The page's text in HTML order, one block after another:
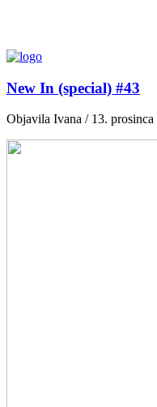
New In (special) #43
Objavila Ivana / 13. prosinca